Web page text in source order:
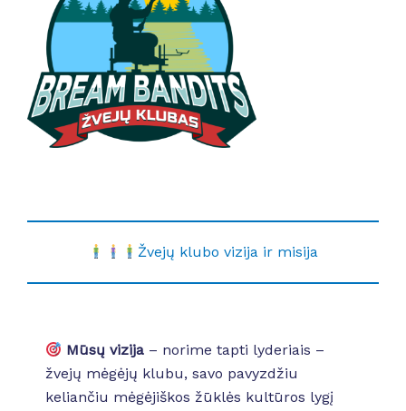
Žvejų klubo vizija ir misija
Mūsų vizija– norime tapti lyderiais –
žvejų mėgėjų klubu, savo pavyzdžiu
keliančiu mėgėjiškos žūklės kultūros lygį